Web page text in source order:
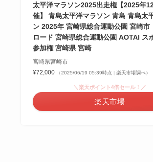
太平洋マラソン2025出走権【2025年
催】 青島太平洋マラソン 青島 青島太
ン 2025年 宮崎県総合運動公園 宮崎市
ロード 宮崎県総合運動公園 AOTAI ス
参加権 宮崎県 宮崎
宮崎県宮崎市
¥72,000
（2025/06/19 05:39時点 | 楽天市場調べ）
＼楽天ポイント4倍セール！／
楽天市場